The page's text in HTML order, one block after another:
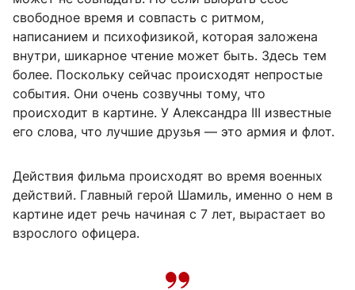
свободное время и совпасть с ритмом,
написанием и психофизикой, которая заложена
внутри, шикарное чтение может быть. Здесь тем
более. Поскольку сейчас происходят непростые
события. Они очень созвучны тому, что
происходит в картине. У Александра III известные
его слова, что лучшие друзья — это армия и флот.
Действия фильма происходят во время военных
действий. Главный герой Шамиль, именно о нем в
картине идет речь начиная с 7 лет, вырастает во
взрослого офицера.